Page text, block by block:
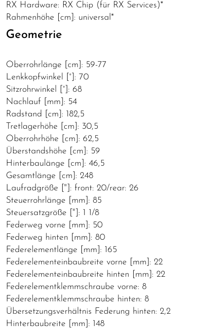
RX Hardware: RX Chip (für RX Services)*
Rahmenhöhe [cm]: universal*
Geometrie
Oberrohrlänge [cm]: 59-77
Lenkkopfwinkel [°]: 70
Sitzrohrwinkel [°]: 68
Nachlauf [mm]: 54
Radstand [cm]: 182,5
Tretlagerhöhe [cm]: 30,5
Oberrohrhöhe [cm]: 62,5
Überstandshöhe [cm]: 59
Hinterbaulänge [cm]: 46,5
Gesamtlänge [cm]: 248
Laufradgröße ["]: front: 20/rear: 26
Steuerrohrlänge [mm]: 85
Steuersatzgröße ["]: 1 1/8
Federweg vorne [mm]: 50
Federweg hinten [mm]: 80
Federelementlänge [mm]: 165
Federelementeinbaubreite vorne [mm]: 22
Federelementeinbaubreite hinten [mm]: 22
Federelementklemmschraube vorne: 8
Federelementklemmschraube hinten: 8
Übersetzungsverhältnis Federung hinten: 2,2
Hinterbaubreite [mm]: 148